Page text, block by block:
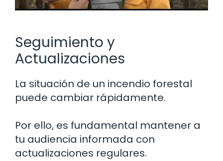
Seguimiento y
Actualizaciones
La situación de un incendio forestal
puede cambiar rápidamente.
Por ello, es fundamental mantener a
tu audiencia informada con
actualizaciones regulares.